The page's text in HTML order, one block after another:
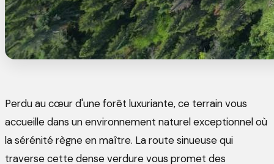
Perdu au cœur d'une forêt luxuriante, ce terrain vous
accueille dans un environnement naturel exceptionnel où
la sérénité règne en maître. La route sinueuse qui
traverse cette dense verdure vous promet des